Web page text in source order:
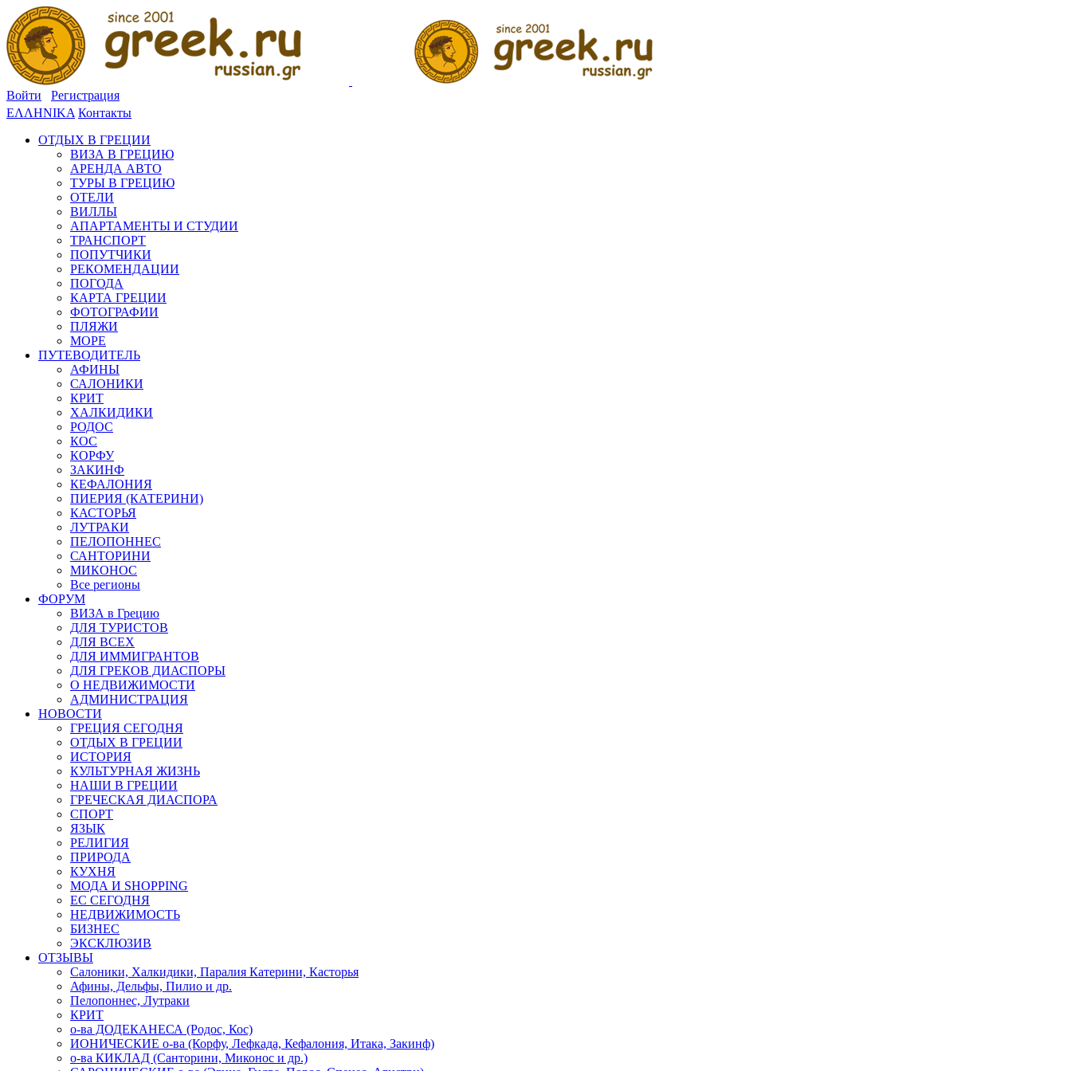
Войти
Регистрация
ΕΛΛΗΝΙΚΑ Контакты
ОТДЫХ В ГРЕЦИИ
ВИЗА В ГРЕЦИЮ
АРЕНДА АВТО
ТУРЫ В ГРЕЦИЮ
ОТЕЛИ
ВИЛЛЫ
АПАРТАМЕНТЫ И СТУДИИ
ТРАНСПОРТ
ПОПУТЧИКИ
РЕКОМЕНДАЦИИ
ПОГОДА
КАРТА ГРЕЦИИ
ФОТОГРАФИИ
ПЛЯЖИ
МОРЕ
ПУТЕВОДИТЕЛЬ
АФИНЫ
САЛОНИКИ
КРИТ
ХАЛКИДИКИ
РОДОС
КОС
КОРФУ
ЗАКИНФ
КЕФАЛОНИЯ
ПИЕРИЯ (КАТЕРИНИ)
КАСТОРЬЯ
ЛУТРАКИ
ПЕЛОПОННЕС
САНТОРИНИ
МИКОНОС
Все регионы
ФОРУМ
ВИЗА в Грецию
ДЛЯ ТУРИСТОВ
ДЛЯ ВСЕХ
ДЛЯ ИММИГРАНТОВ
ДЛЯ ГРЕКОВ ДИАСПОРЫ
О НЕДВИЖИМОСТИ
АДМИНИСТРАЦИЯ
НОВОСТИ
ГРЕЦИЯ СЕГОДНЯ
ОТДЫХ В ГРЕЦИИ
ИСТОРИЯ
КУЛЬТУРНАЯ ЖИЗНЬ
НАШИ В ГРЕЦИИ
ГРЕЧЕСКАЯ ДИАСПОРА
СПОРТ
ЯЗЫК
РЕЛИГИЯ
ПРИРОДА
КУХНЯ
МОДА И SHOPPING
ЕС СЕГОДНЯ
НЕДВИЖИМОСТЬ
БИЗНЕС
ЭКСКЛЮЗИВ
ОТЗЫВЫ
Салоники, Халкидики, Паралия Катерини, Касторья
Афины, Дельфы, Пилио и др.
Пелопоннес, Лутраки
КРИТ
о-ва ДОДЕКАНЕСА (Родос, Кос)
ИОНИЧЕСКИЕ о-ва (Корфу, Лефкада, Кефалония, Итака, Закинф)
о-ва КИКЛАД (Санторини, Миконос и др.)